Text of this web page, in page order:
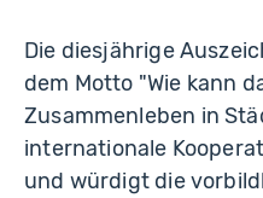
Die diesjährige
dem Motto "Wie kann
Zusammenleben in
internationale
und würdigt die